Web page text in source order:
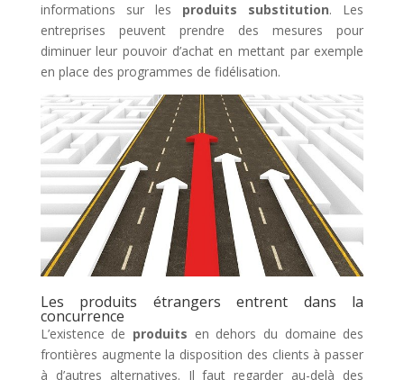
informations sur les produits substitution. Les
entreprises peuvent prendre des mesures pour
diminuer leur pouvoir d’achat en mettant par exemple
en place des programmes de fidélisation.
Les produits étrangers entrent dans la
concurrence
L’existence de produits en dehors du domaine des
frontières augmente la disposition des clients à passer
à d’autres alternatives. Il faut regarder au-delà des